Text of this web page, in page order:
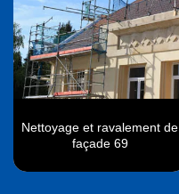
Nettoyage et ravalement de
façade 69